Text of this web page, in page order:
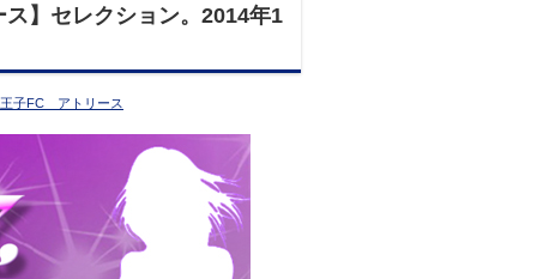
】セレクション。2014年1
子FC アトリース